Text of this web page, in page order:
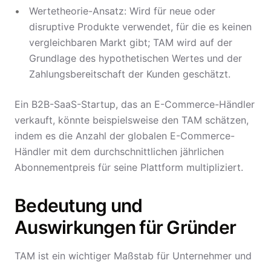
Wertetheorie-Ansatz: Wird für neue oder
disruptive Produkte verwendet, für die es keinen
vergleichbaren Markt gibt; TAM wird auf der
Grundlage des hypothetischen Wertes und der
Zahlungsbereitschaft der Kunden geschätzt.
Ein B2B-SaaS-Startup, das an E-Commerce-Händler
verkauft, könnte beispielsweise den TAM schätzen,
indem es die Anzahl der globalen E-Commerce-
Händler mit dem durchschnittlichen jährlichen
Abonnementpreis für seine Plattform multipliziert.
Bedeutung und
Auswirkungen für Gründer
TAM ist ein wichtiger Maßstab für Unternehmer und